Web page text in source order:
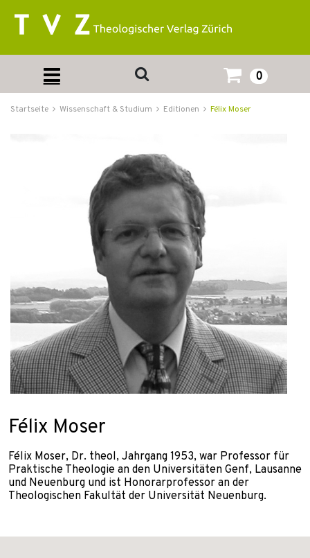
0
Startseite Wissenschaft & Studium Editionen Félix Moser
Félix Moser
Félix Moser, Dr. theol, Jahrgang 1953, war Professor für
Praktische Theologie an den Universitäten Genf, Lausanne
und Neuenburg und ist Honorarprofessor an der
Theologischen Fakultät der Universität Neuenburg.